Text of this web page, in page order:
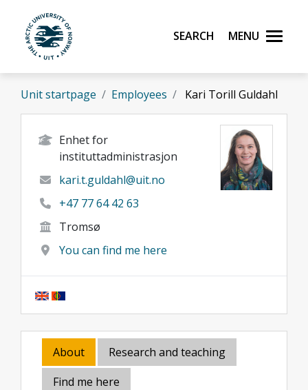
Skip to main content
UiT The Arctic University of Norway
Search Menu
Unit startpage Employees Kari Torill Guldahl
Enhet for
instituttadministrasjon
kari.t.guldahl@uit.no
+47 77 64 42 63
Tromsø
You can find me here
About
Research and teaching
Find me here